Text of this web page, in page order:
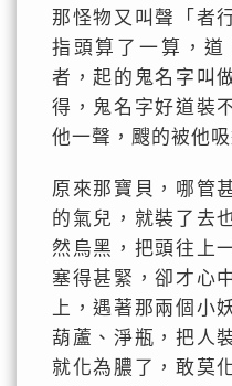
那怪物又叫聲「者
指頭算了一算，
者，起的鬼名字叫
得，鬼名字好道裝
他一聲，颼的被他
原來那寶貝，哪管
的氣兒，就裝了去
然烏黑，把頭往上
塞得甚緊，卻才心
上，遇著那兩個小
葫蘆、淨瓶，把人
就化為膿了，敢莫